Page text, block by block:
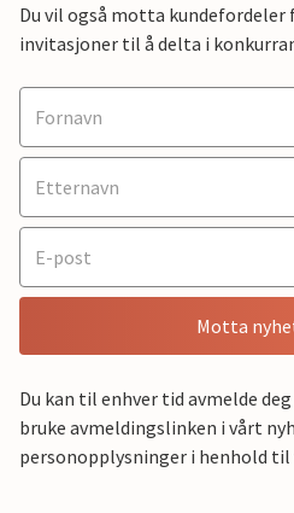
Du vil også motta kundefordeler
invitasjoner til å delta i
Motta
Du kan til enhver tid avmelde
bruke avmeldingslinken i vårt
personopplysninger i henhold til